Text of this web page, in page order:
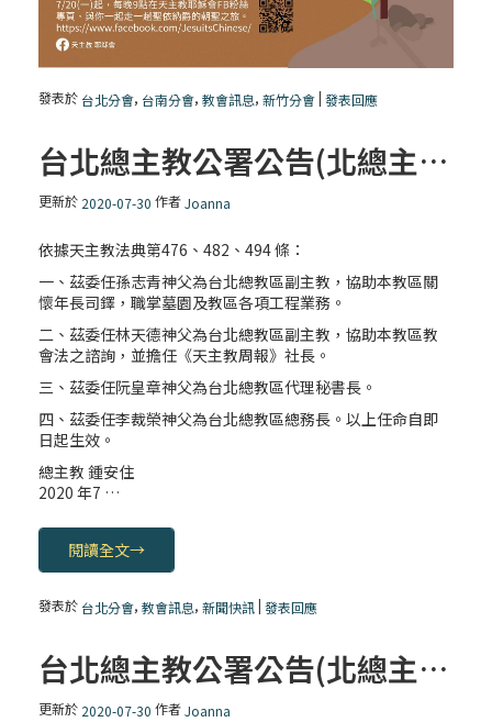
發表於 台北分會, 台南分會,教會訊息,新竹分會|發表回應
台北總主教公署公告(北總主字第109097號)
更新於 2020-07-30 作者 Joanna
依據天主教法典第476、482、494 條：
一、茲委任孫志青神父為台北總教區副主教，協助本教區關
懷年長司鐸，職掌墓園及教區各項工程業務。
二、茲委任林天德神父為台北總教區副主教，協助本教區教
會法之諮詢，並擔任《天主教周報》社長。
三、茲委任阮皇章神父為台北總教區代理秘書長。
四、茲委任李裁榮神父為台北總教區總務長。以上任命自即
日起生效。
總主教 鍾安住
2020 年7 …
閱讀全文→
發表於 台北分會,教會訊息,新聞快訊|發表回應
台北總主教公署公告(北總主字第109096號)
更新於 2020-07-30 作者 Joanna